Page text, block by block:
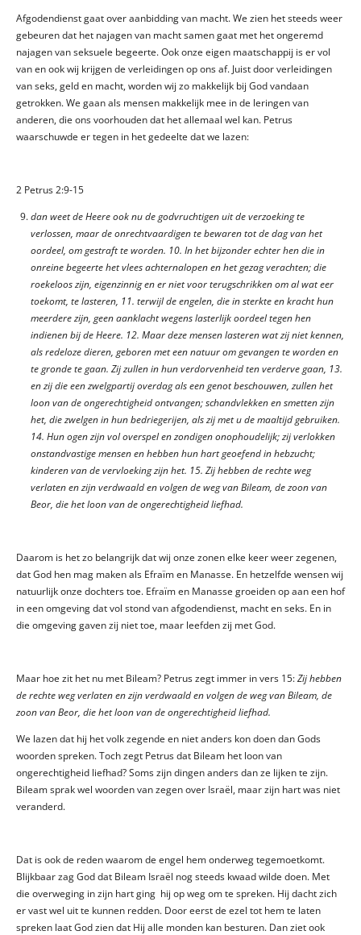
Afgodendienst gaat over aanbidding van macht. We zien het steeds weer
gebeuren dat het najagen van macht samen gaat met het ongeremd
najagen van seksuele begeerte. Ook onze eigen maatschappij is er vol
van en ook wij krijgen de verleidingen op ons af. Juist door verleidingen
van seks, geld en macht, worden wij zo makkelijk bij God vandaan
getrokken. We gaan als mensen makkelijk mee in de leringen van
anderen, die ons voorhouden dat het allemaal wel kan. Petrus
waarschuwde er tegen in het gedeelte dat we lazen:
2 Petrus 2:9-15
dan weet de Heere ook nu de godvruchtigen uit de verzoeking te
verlossen, maar de onrechtvaardigen te bewaren tot de dag van het
oordeel, om gestraft te worden. 10. In het bijzonder echter hen die in
onreine begeerte het vlees achternalopen en het gezag verachten; die
roekeloos zijn, eigenzinnig en er niet voor terugschrikken om al wat eer
toekomt, te lasteren, 11. terwijl de engelen, die in sterkte en kracht hun
meerdere zijn, geen aanklacht wegens lasterlijk oordeel tegen hen
indienen bij de Heere. 12. Maar deze mensen lasteren wat zij niet kennen,
als redeloze dieren, geboren met een natuur om gevangen te worden en
te gronde te gaan. Zij zullen in hun verdorvenheid ten verderve gaan, 13.
en zij die een zwelgpartij overdag als een genot beschouwen, zullen het
loon van de ongerechtigheid ontvangen; schandvlekken en smetten zijn
het, die zwelgen in hun bedriegerijen, als zij met u de maaltijd gebruiken.
14. Hun ogen zijn vol overspel en zondigen onophoudelijk; zij verlokken
onstandvastige mensen en hebben hun hart geoefend in hebzucht;
kinderen van de vervloeking zijn het. 15. Zij hebben de rechte weg
verlaten en zijn verdwaald en volgen de weg van Bileam, de zoon van
Beor, die het loon van de ongerechtigheid liefhad.
Daarom is het zo belangrijk dat wij onze zonen elke keer weer zegenen,
dat God hen mag maken als Efraïm en Manasse. En hetzelfde wensen wij
natuurlijk onze dochters toe. Efraïm en Manasse groeiden op aan een hof
in een omgeving dat vol stond van afgodendienst, macht en seks. En in
die omgeving gaven zij niet toe, maar leefden zij met God.
Maar hoe zit het nu met Bileam? Petrus zegt immer in vers 15:Zij hebben
de rechte weg verlaten en zijn verdwaald en volgen de weg van Bileam, de
zoon van Beor, die het loon van de ongerechtigheid liefhad.
We lazen dat hij het volk zegende en niet anders kon doen dan Gods
woorden spreken. Toch zegt Petrus dat Bileam het loon van
ongerechtigheid liefhad? Soms zijn dingen anders dan ze lijken te zijn.
Bileam sprak wel woorden van zegen over Israël, maar zijn hart was niet
veranderd.
Dat is ook de reden waarom de engel hem onderweg tegemoetkomt.
Blijkbaar zag God dat Bileam Israël nog steeds kwaad wilde doen. Met
die overweging in zijn hart ging hij op weg om te spreken. Hij dacht zich
er vast wel uit te kunnen redden. Door eerst de ezel tot hem te laten
spreken laat God zien dat Hij alle monden kan besturen. Dan ziet ook